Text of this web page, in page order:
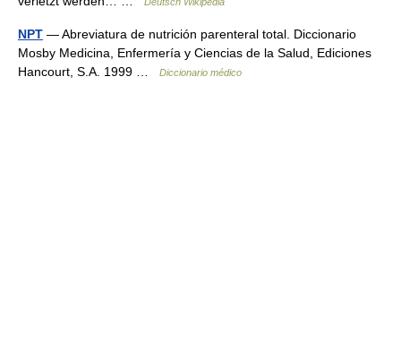
NPT — Abreviatura de nutrición parenteral total. Diccionario
Mosby Medicina, Enfermería y Ciencias de la Salud, Ediciones
Hancourt, S.A. 1999 …
Diccionario médico